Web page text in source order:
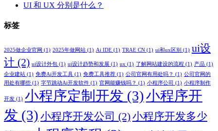
UI 和 UX 分别是什么？
标签
2025做企业官网 (1) 2025年做网站 (1) Ai IDE (1) TRAE CN (1) ui和ux区别 (1) ui设
计 (2) ui设计外包 (1) ui设计趋势和发展 (1) ux (1) 了解网站建设的流程 (1) 产品 (1)
企业建站 (1) 免费Ai开发工具 (1) 免费工具推荐 (1) 公司官网有用处吗？ (1) 公司官网的
用处有哪些 (1) 字节跳动Ai开发软件 (1) 官网能赚钱吗？ (1) 小程序公司 (1) 小程序制作
开发 (1) 小程序定制开发 (3)小程序开
发 (3) 小程序开发公司 (2)小程序开发多少